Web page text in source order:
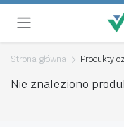
Strona główna Produkty
Nie znaleziono